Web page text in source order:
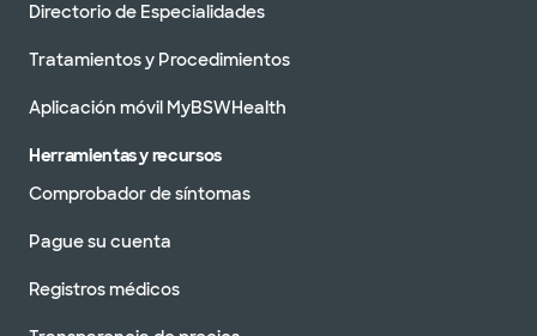
Directorio de Especialidades
Tratamientos y Procedimientos
Aplicación móvil MyBSWHealth
Herramientas y recursos
Comprobador de síntomas
Pague su cuenta
Registros médicos